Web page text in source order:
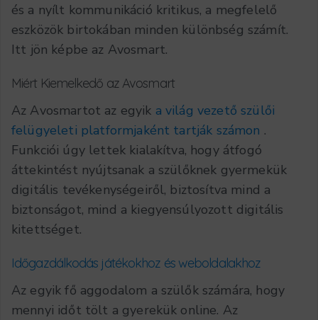
és a nyílt kommunikáció kritikus, a megfelelő
eszközök birtokában minden különbség számít.
Itt jön képbe az Avosmart.
Miért Kiemelkedő az Avosmart
Az Avosmartot az egyik a világ vezető szülői
felügyeleti platformjaként tartják számon .
Funkciói úgy lettek kialakítva, hogy átfogó
áttekintést nyújtsanak a szülőknek gyermekük
digitális tevékenységeiről, biztosítva mind a
biztonságot, mind a kiegyensúlyozott digitális
kitettséget.
Időgazdálkodás játékokhoz és weboldalakhoz
Az egyik fő aggodalom a szülők számára, hogy
mennyi időt tölt a gyerekük online. Az